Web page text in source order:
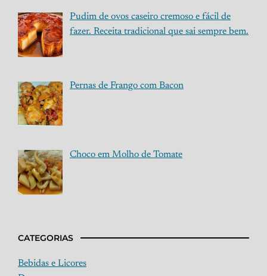
Pudim de ovos caseiro cremoso e fácil de
fazer. Receita tradicional que sai sempre bem.
Pernas de Frango com Bacon
Choco em Molho de Tomate
CATEGORIAS
Bebidas e Licores